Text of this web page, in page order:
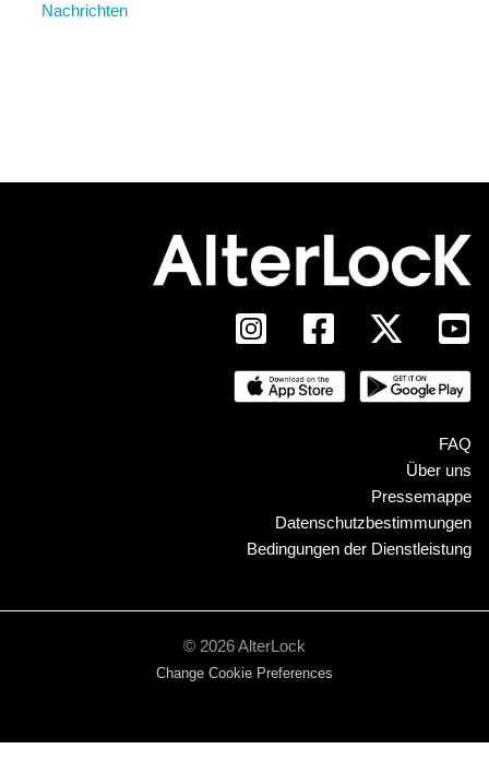
Nachrichten
FAQ
Über uns
Pressemappe
Datenschutzbestimmungen
Bedingungen der Dienstleistung
© 2026 AlterLock
Change Cookie Preferences